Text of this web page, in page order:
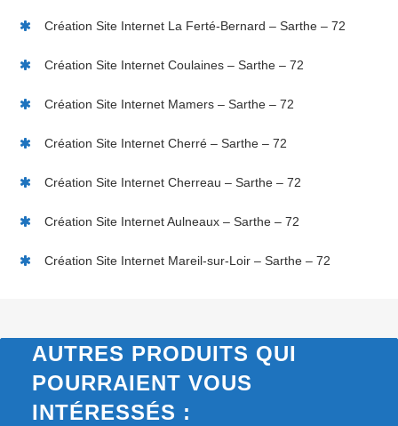
Création Site Internet La Ferté-Bernard – Sarthe – 72
Création Site Internet Coulaines – Sarthe – 72
Création Site Internet Mamers – Sarthe – 72
Création Site Internet Cherré – Sarthe – 72
Création Site Internet Cherreau – Sarthe – 72
Création Site Internet Aulneaux – Sarthe – 72
Création Site Internet Mareil-sur-Loir – Sarthe – 72
AUTRES PRODUITS QUI
POURRAIENT VOUS
INTÉRESSÉS :